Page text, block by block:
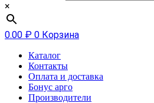
×
0.00 ₽ 0 Корзина
Каталог
Контакты
Оплата и доставка
Бонус арго
Производители